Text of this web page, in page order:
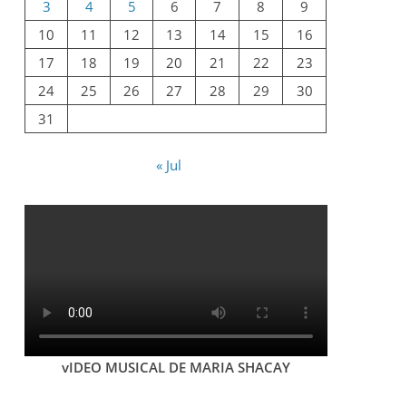
3
4 5 6 7 8
9
10
11 12 13 14 15
16
17
18 19 20 21 22
23
24
25 26 27 28 29
30
31
« Jul
vIDEO MUSICAL DE MARIA SHACAY